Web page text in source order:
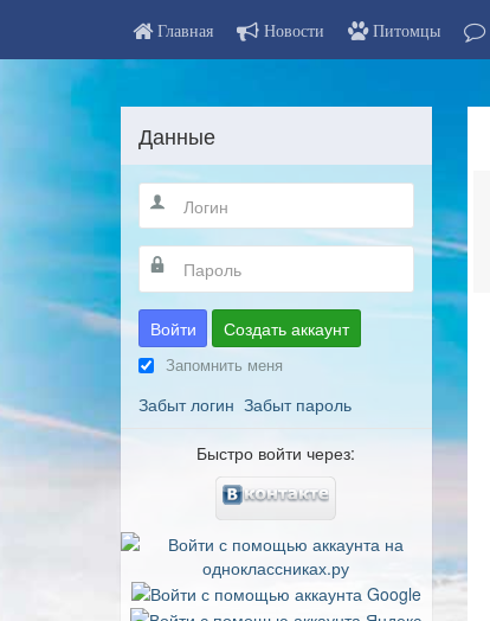
Главная Новости Питомцы
Данные
Войти Создать аккаунт
Запомнить меня
Забыт логин Забыт пароль
Быстро войти через: